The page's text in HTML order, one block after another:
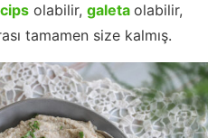
cips olabilir, galeta olabilir,
tamamen size kalmış.